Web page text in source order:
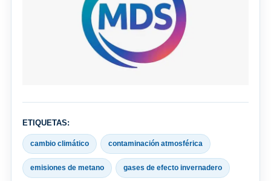
ETIQUETAS:
cambio climático contaminación atmosférica
emisiones de metano gases de efecto invernadero